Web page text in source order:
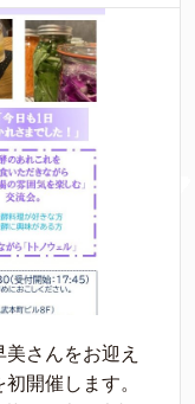
さんをお迎え
開催します。